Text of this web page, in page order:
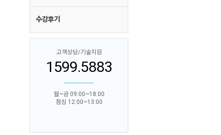
수강후기
고객상담/기술지원
1599.5883
월~금 09:00~18:00
점심 12:00~13:00